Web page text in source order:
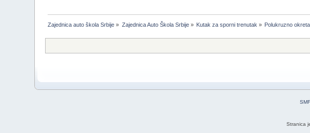
Zajednica auto škola Srbije » Zajednica Auto Škola Srbije» Kutak za sporni trenutak » Polukruzno
Stranica